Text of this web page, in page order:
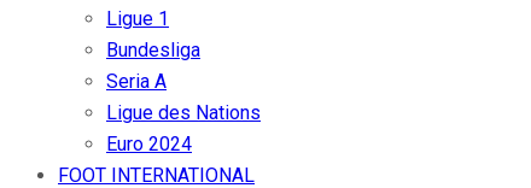
Ligue 1
Bundesliga
Seria A
Ligue des Nations
Euro 2024
FOOT INTERNATIONAL